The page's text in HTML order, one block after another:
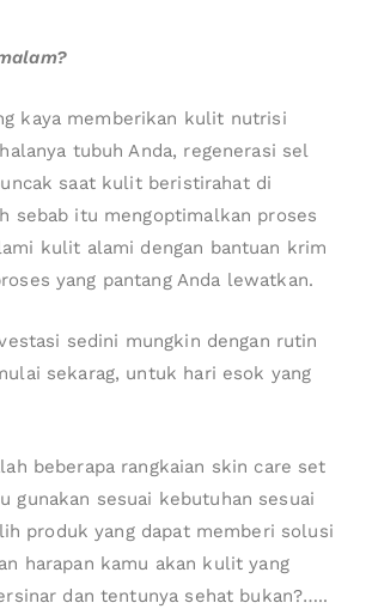
kaya memberikan kulit nutrisi
tubuh Anda, regenerasi sel
saat kulit beristirahat di
sebab itu mengoptimalkan proses
kulit alami dengan bantuan krim
yang pantang Anda lewatkan.
sedini mungkin dengan rutin
sekarag, untuk hari esok yang
beberapa rangkaian skin care set
gunakan sesuai kebutuhan sesuai
produk yang dapat memberi solusi
harapan kamu akan kulit yang
dan tentunya sehat bukan?…..